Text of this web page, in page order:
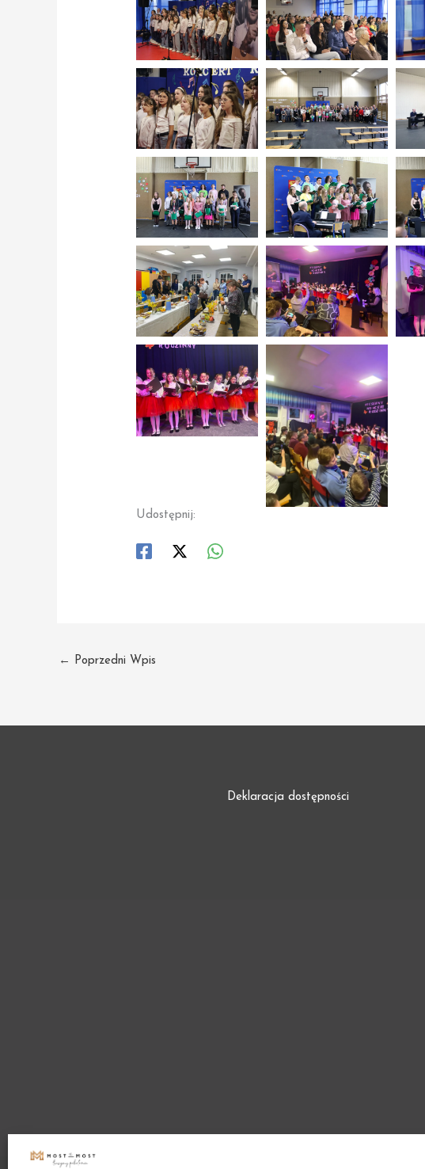
Udostępnij:
← Poprzedni Wpis
Deklaracja dostępności